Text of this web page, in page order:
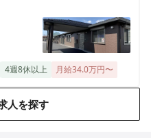
4週8休以上 月給34.0万円〜
人を探す